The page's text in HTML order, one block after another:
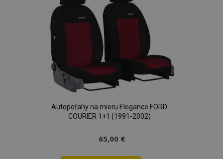
Autopoťahy na mieru Elegance FORD
COURIER 1+1 (1991-2002)
65,00 €